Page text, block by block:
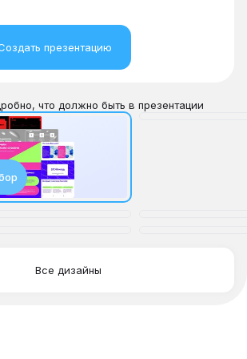
презентацию
что должно быть в презентации
Все дизайны